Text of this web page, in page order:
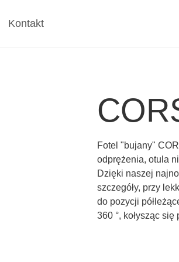
Kontakt
Fotel "bujany"
odprężenia, otula
Dzięki naszej
szczegóły, przy
do pozycji
360 °, kołysząc się